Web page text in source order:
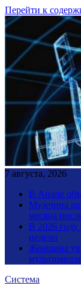
Перейти к
7 августа, 2026
В Анапе
Мужчина
месяца
В 2026 году
недели
Женщина
Система